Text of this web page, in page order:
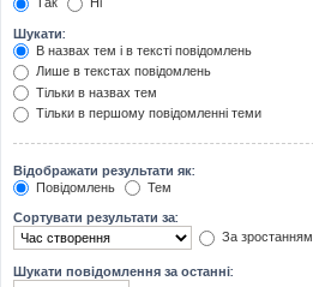
Шукати:
В назвах тем і в тексті повідомлень
Лише в текстах повідомлень
Тільки в назвах тем
Тільки в першому повідомленні теми
Відображати результати як:
Повідомлень
Тем
Сортувати результати за:
За зростанням
Шукати повідомлення за останні: